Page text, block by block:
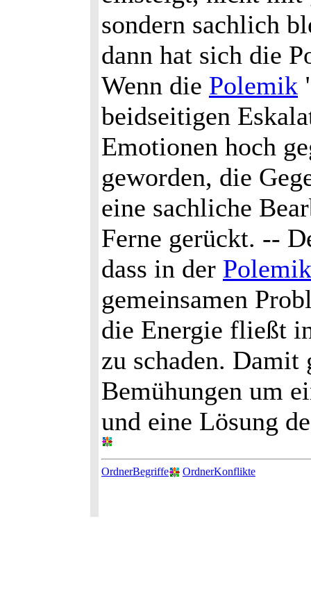
sondern sachlich
dann hat sich die
Wenn die Polemik
beidseitigen
Emotionen hoch
geworden, die
eine sachliche
Ferne gerückt. --
dass in der Polemik
gemeinsamen
die Energie fließt
zu schaden.
Bemühungen um
und eine Lösung
OrdnerBegriffe OrdnerKonflikte